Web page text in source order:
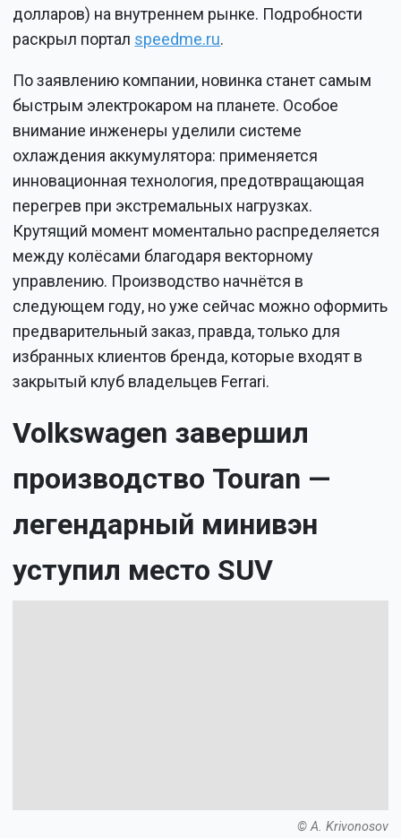
долларов) на внутреннем рынке. Подробности
раскрыл портал speedme.ru.
По заявлению компании, новинка станет самым
быстрым электрокаром на планете. Особое
внимание инженеры уделили системе
охлаждения аккумулятора: применяется
инновационная технология, предотвращающая
перегрев при экстремальных нагрузках.
Крутящий момент моментально распределяется
между колёсами благодаря векторному
управлению. Производство начнётся в
следующем году, но уже сейчас можно оформить
предварительный заказ, правда, только для
избранных клиентов бренда, которые входят в
закрытый клуб владельцев Ferrari.
Volkswagen завершил
производство Touran —
легендарный минивэн
уступил место SUV
© A. Krivonosov